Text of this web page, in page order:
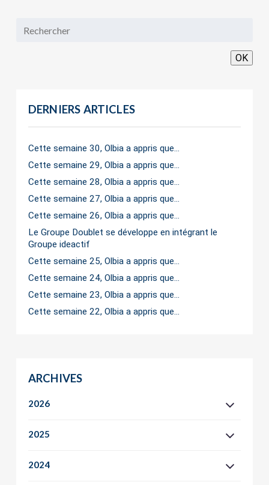
OK
DERNIERS ARTICLES
Cette semaine 30, Olbia a appris que…
Cette semaine 29, Olbia a appris que…
Cette semaine 28, Olbia a appris que…
Cette semaine 27, Olbia a appris que…
Cette semaine 26, Olbia a appris que…
Le Groupe Doublet se développe en intégrant le
Groupe ideactif
Cette semaine 25, Olbia a appris que…
Cette semaine 24, Olbia a appris que…
Cette semaine 23, Olbia a appris que…
Cette semaine 22, Olbia a appris que…
ARCHIVES
2026
2025
2024